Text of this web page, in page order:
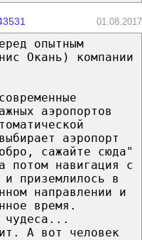
01.08.2017
опытным
Окань) компании
аэропортов
аэропорт
сажайте сюда"
потом навигация с
приземлилось в
направлении и
время.
чудеса...
А вот человек